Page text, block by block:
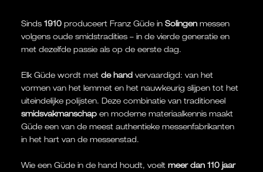
Sinds 1910 produceert Franz Güde in Solingen messen
volgens oude smidstradities – in de vierde generatie en
met dezelfde passie als op de eerste dag.
Elk Güde wordt met de hand vervaardigd: van het
vormen van het lemmet en het nauwkeurig slijpen tot het
uiteindelijke polijsten. Deze combinatie van traditioneel
smidsvakmanschap en moderne materiaalkennis maakt
Güde een van de meest authentieke messenfabrikanten
in het hart van de messenstad.
Wie een Güde in de hand houdt, voelt meer dan 110 jaar